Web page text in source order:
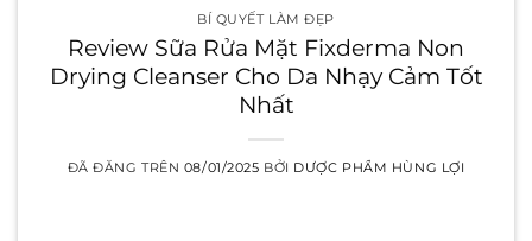
BÍ QUYẾT LÀM ĐẸP
Review Sữa Rửa Mặt Fixderma Non
Drying Cleanser Cho Da Nhạy Cảm Tốt
Nhất
ĐÃ ĐĂNG TRÊN 08/01/2025 BỞI DƯỢC PHẨM HÙNG LỢI